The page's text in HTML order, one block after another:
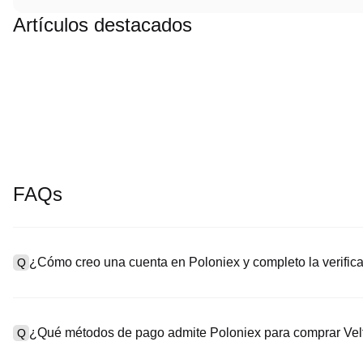
Artículos destacados
FAQs
Q ¿Cómo creo una cuenta en Poloniex y completo la
confirmación o el código SMS. Después del registro, dirígete a
Q ¿Qué métodos de pago admite Poloniex para comprar